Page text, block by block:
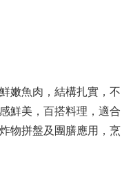
嫩魚肉，結構扎實，不
鮮美，百搭料理，適合
物拼盤及團膳應用，烹